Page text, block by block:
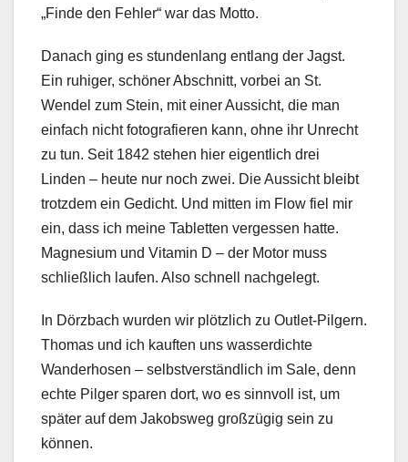
„Finde den Fehler“ war das Motto.
Danach ging es stundenlang entlang der Jagst.
Ein ruhiger, schöner Abschnitt, vorbei an St.
Wendel zum Stein, mit einer Aussicht, die man
einfach nicht fotografieren kann, ohne ihr Unrecht
zu tun. Seit 1842 stehen hier eigentlich drei
Linden – heute nur noch zwei. Die Aussicht bleibt
trotzdem ein Gedicht. Und mitten im Flow fiel mir
ein, dass ich meine Tabletten vergessen hatte.
Magnesium und Vitamin D – der Motor muss
schließlich laufen. Also schnell nachgelegt.
In Dörzbach wurden wir plötzlich zu Outlet-Pilgern.
Thomas und ich kauften uns wasserdichte
Wanderhosen – selbstverständlich im Sale, denn
echte Pilger sparen dort, wo es sinnvoll ist, um
später auf dem Jakobsweg großzügig sein zu
können.